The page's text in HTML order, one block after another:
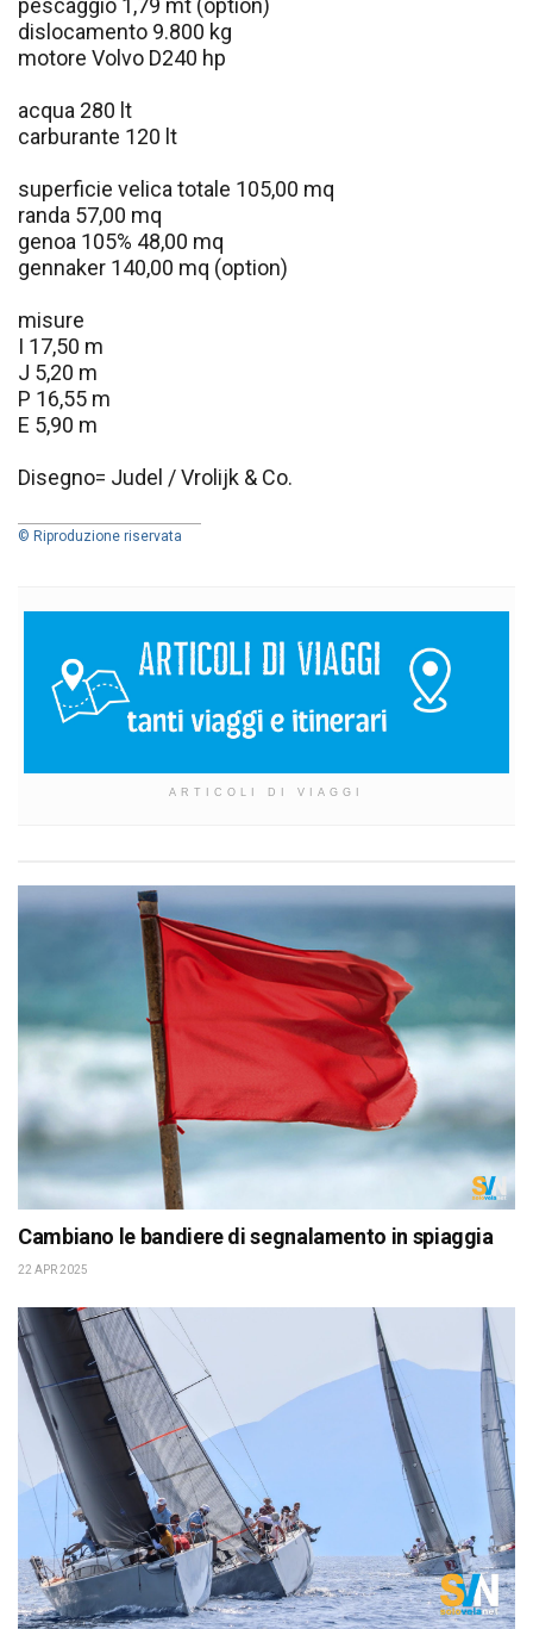
pescaggio 1,79 mt (option)
dislocamento 9.800 kg
motore Volvo D240 hp
acqua 280 lt
carburante 120 lt
superficie velica totale 105,00 mq
randa 57,00 mq
genoa 105% 48,00 mq
gennaker 140,00 mq (option)
misure
I 17,50 m
J 5,20 m
P 16,55 m
E 5,90 m
Disegno= Judel / Vrolijk & Co.
© Riproduzione riservata
ARTICOLI DI VIAGGI
Cambiano le bandiere di segnalamento in spiaggia
22 APR 2025